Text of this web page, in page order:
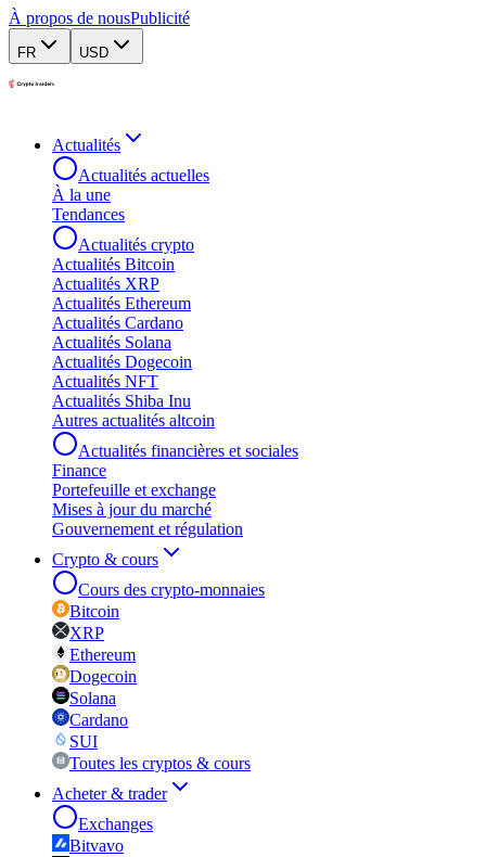
À propos de nousPublicité
FR USD
Actualités
Actualités actuelles
À la une
Tendances
Actualités crypto
Actualités Bitcoin
Actualités XRP
Actualités Ethereum
Actualités Cardano
Actualités Solana
Actualités Dogecoin
Actualités NFT
Actualités Shiba Inu
Autres actualités altcoin
Actualités financières et sociales
Finance
Portefeuille et exchange
Mises à jour du marché
Gouvernement et régulation
Crypto & cours
Cours des crypto-monnaies
Bitcoin
XRP
Ethereum
Dogecoin
Solana
Cardano
SUI
Toutes les cryptos & cours
Acheter & trader
Exchanges
Bitvavo